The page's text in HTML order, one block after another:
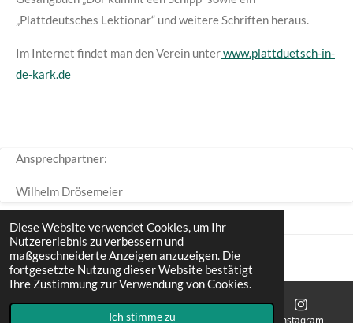
Diese Website verwendet Cookies, um Ihr
Nutzererlebnis zu verbessern und
maßgeschneiderte Anzeigen anzuzeigen. Die
fortgesetzte Nutzung dieser Website bestätigt
Ihre Zustimmung zur Verwendung von Cookies.
Ich stimme zu
„Plattdeutsches Lektionar“ und weitere Schriften heraus.
Im Internet findet man den Verein unterwww.plattduetsch-in-
de-kark.de
Ansprechpartner:
Wilhelm Drösemeier
© 2022 - 2026 Ev. luth. Kirchengemeinde Mandelsloh
Telefon Instagram